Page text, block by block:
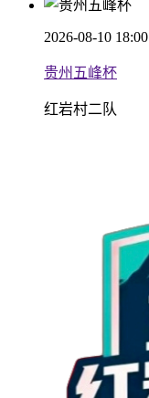
2026-08-10 18:00
贵州五峰杯
红岩村二队